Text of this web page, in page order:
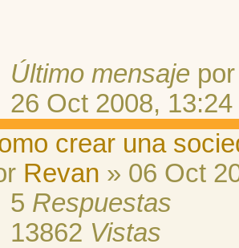
Último mensaje
26 Oct 2008, 13:24
crear una
Revan » 06 Oct
5 Respuestas
13862 Vistas